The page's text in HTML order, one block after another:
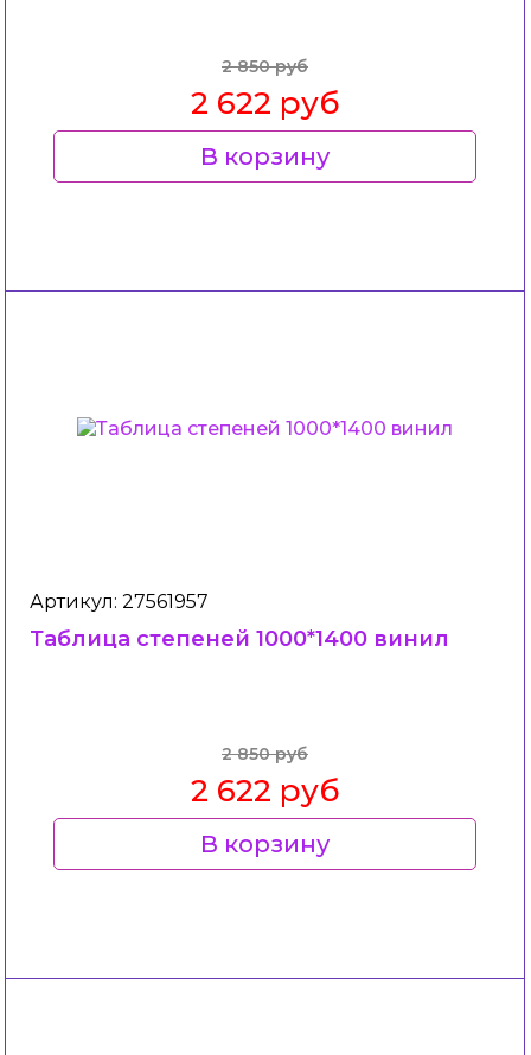
2 850 руб
2 622 руб
В корзину
Артикул: 27561957
Таблица степеней 1000*1400 винил
2 850 руб
2 622 руб
В корзину